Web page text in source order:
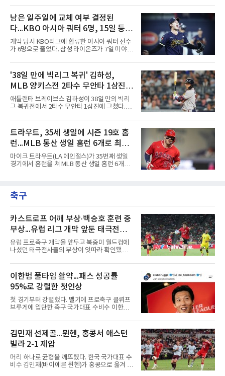
20안타 21실점했다.덕수고는 지난 4월 신세계
이마트배와 지난달 대통령배를
오라클파크에서 열린 2026 MLB 디트로이트 타
이거스전에 2번 타자 우익수로 선발 출전해 3타
수 1안타 1볼넷 2타점 1득점을 기록했다. 시즌
타율은 0.303(402타수 122안타). 1회말 1사에서
상대 선발 카이더 몬테로에게 볼넷을 골라 나간
뒤 라파엘 데버스의 중월 홈런 때 득점했고, 2-2
이던 2회말 2사 만루에서는 몬테로의 3구째 낮
열린 휴스턴 애스트로스전에 9번 타자 2루수로
나서 2타수 1안타를 기록, 타율
남은 일주일에 교체 여부 결정된
다...KBO 아시아 쿼터 6명, 15일 등록
시한이 분수령
개막 당시 KBO리그에 합류한 아시아 쿼터 선수
가 6명으로 줄었다. 삼성 라이온즈가 7일 미야지
입한 결과다.한화 왕옌청과 키움 가나쿠보 유토
는 입지가 확고하다. 왕옌청은 21경기 10승 4패,
평균자책점 3.34로 다승 공동 선두이자 3경기 연
속 퀄리티스타트를 기록 중이다. 가나쿠보는 5
승 4패 13세이브 10홀드, 평균자책점 2.95로 외
국인 최초 10홀드·10세이브를 동시에 달성했
다.kt 스기모토 고키는 전반기 42경기 평균자책
17홀드 공동 선두에 올랐다. SSG 타케다 쇼타도
전반기 1승 7패, 평균자책점
'38일 만에 빅리그 복귀' 김하성,
MLB 양키스전 2타수 무안타 1삼진...
시즌 타율 0.067
애틀랜타 브레이브스 김하성이 38일 만의 빅리
그 복귀전에서 2타수 무안타 1삼진에 그쳤다.김
에서 열린 2026 MLB 뉴욕 양키스와의 원정 경
기에 9번 타자 유격수로 선발 출전했다. 시즌 타
율은 0.068에서 0.067(75타수 5안타)로 떨어졌
다.2회초 2사 1루에서는 양키스 좌완 선발 맥스
프리드의 6구째 몸쪽 싱킹 패스트볼을 쳐 유격
수 뜬공으로 아웃됐고, 5회초에는 루킹 삼진을
당했다. 1-0으로 앞선 8회초 1사에서 대타 도미
이 파열돼 5월 중순 복귀했고, 동계 훈련 부족 여
파로 부진이 이어졌다. 지난달
트라우트, 35세 생일에 시즌 19호 홈
런...MLB 통산 생일 홈런 6개로 최다
타이
마이크 트라우트(LA 에인절스)가 35번째 생일
경기에서 홈런을 쳐 MLB 통산 생일 홈런 6개로
번 타자 중견수로 선발 출전해 3타수 1안타(1홈
런) 1타점 2득점 1볼넷으로 팀의 4-3 승리를 견
립스의 시속 155.8㎞ 바깥쪽 포심을 밀어 쳐 우
중간 담장을 넘겼다. 비거리 122ｍ, 시즌 19호이
자 통산 423번째 홈런이다. 1-2로 뒤진 7회초 2
사 3루에서는 그의 타구가 상대 투수 실책으로
이어져 동점이 됐고, 1루에 나간 뒤 놀런 섀누얼
의 역전 중월 2점 홈런 때 득점
축구
카스트로프 어깨 부상·백승호 훈련 중
부상...유럽 리그 개막 앞둔 태극전사
악재
유럽 프로축구 개막을 앞두고 북중미 월드컵에
나섰던 태극전사들의 부상이 잇따라 확인됐다.
일(한국시간) 옌스 카스트로프가 6일 아마추어
팀 로타흐-에게른과의 친선경기에서 어깨를 다
쳐 당분간 출전이 어렵다고 밝혔다. 그는 후반 교
체 투입돼 두 골을 넣었으나 후반 22분 부상으로
물러났다.독일인 아버지와 한국인 어머니 사이
에서 태어난 카스트로프는 측면 미드필더와 측
면 수비가 가능한 자원으로, 월드컵 남아프리카
은 그가 처음이다. 묀헨글라트바흐는 23일 DFB
포칼 1라운드, 29일 라이프치히
이한범 풀타임 활약...패스 성공률
95%로 강렬한 첫인상
첫 경기부터 강렬했다. 벨기에 프로축구 클뤼프
브루게에 입단한 축구 국가대표 수비수 이한범
뽑혔다.이한범은 8일(한국시간) 벨기에 브뤼헤
의 얀 브레이덜 스타디온에서 열린 코르트레이
크와의 2026-2027 벨기에 주필러리그 1라운드
홈 경기에 선발로 나서 경기 종료까지 뛰었다.출
발 자체가 빨랐다. 2026 북중미 월드컵에서 한국
의 조별리그 3경기를 모두 풀타임으로 소화하며
대표팀 중앙 수비의 주축으로 자리 잡은 그는 덴
김민재 선제골...뮌헨, 홍콩서 애스턴
빌라 2-1 제압
머리 하나로 균형을 깨뜨렸다. 한국 국가대표 수
비수 김민재(바이에른 뮌헨)가 홍콩으로 옮겨 열